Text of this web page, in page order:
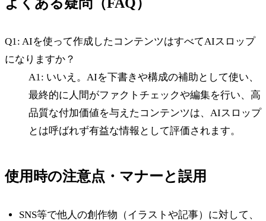
Q1: AIを使って作成したコンテンツはすべてAIスロップ
になりますか？
A1: いいえ。AIを下書きや構成の補助として使い、
最終的に人間がファクトチェックや編集を行い、高
品質な付加価値を与えたコンテンツは、AIスロップ
とは呼ばれず有益な情報として評価されます。
使用時の注意点・マナーと誤用
SNS等で他人の創作物（イラストや記事）に対して、